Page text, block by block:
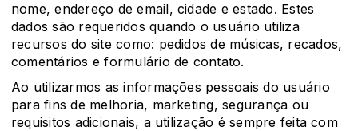
nome, endereço de email, cidade e estado. Estes
dados são requeridos quando o usuário utiliza
recursos do site como: pedidos de músicas, recados,
comentários e formulário de contato.
Ao utilizarmos as informações pessoais do usuário
para fins de melhoria, marketing, segurança ou
requisitos adicionais, a utilização é sempre feita com